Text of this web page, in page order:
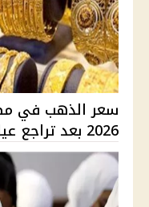
2026 بعد تراجع عيار 21 أمس